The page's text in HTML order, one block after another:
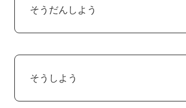
そうだんしよう
そうしよう